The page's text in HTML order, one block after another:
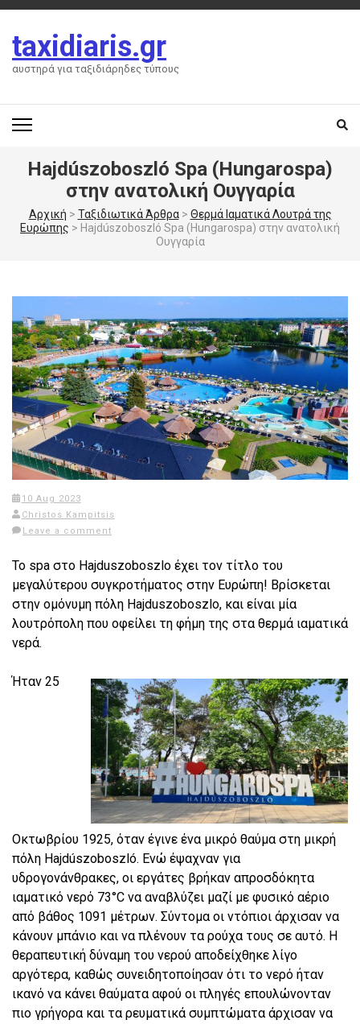
Skip
content
(Press
taxidiaris.gr
αυστηρά για ταξιδιάρηδες τύπους
Hajdúszoboszló Spa (Hungarospa)
στην ανατολική Ουγγαρία
Αρχική > Ταξιδιωτικά Άρθρα > Θερμά Ιαματικά Λουτρά της
Ευρώπης > Hajdúszoboszló Spa (Hungarospa) στην ανατολική
Ουγγαρία
10 Aug 2023
Christos Kampitsis
Leave a comment
To spa στο Hajduszoboszlo έχει τον τίτλο του
μεγαλύτερου συγκροτήματος στην Ευρώπη! Βρίσκεται
στην ομόνυμη πόλη Hajduszoboszlo, και είναι μία
λουτρόπολη που οφείλει τη φήμη της στα θερμά ιαματικά
νερά.
Ήταν 25
Οκτωβρίου 1925, όταν έγινε ένα μικρό θαύμα στη μικρή
πόλη Hajdúszoboszló. Ενώ έψαχναν για
υδρογονάνθρακες, οι εργάτες βρήκαν απροσδόκητα
ιαματικό νερό 73°C να αναβλύζει μαζί με φυσικό αέριο
από βάθος 1091 μέτρων. Σύντομα οι ντόπιοι άρχισαν να
κάνουν μπάνιο και να πλένουν τα ρούχα τους σε αυτό. Η
θεραπευτική δύναμη του νερού αποδείχθηκε λίγο
αργότερα, καθώς συνειδητοποίησαν ότι το νερό ήταν
ικανό να κάνει θαύματα αφού οι πληγές επουλώνονταν
πιο γρήγορα και τα ρευματικά συμπτώματα άρχισαν να